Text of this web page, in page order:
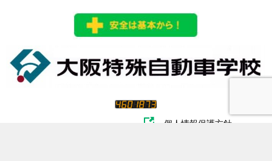
個人情報保護方針